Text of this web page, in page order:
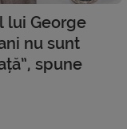
lui George
nu sunt
spune